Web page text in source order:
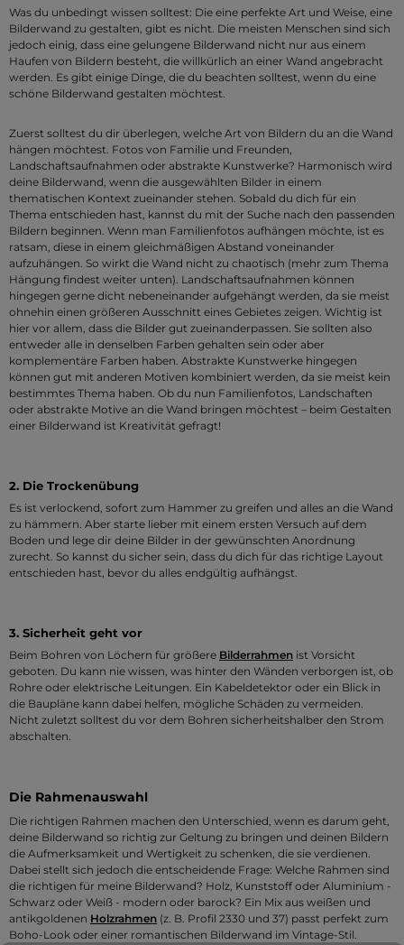
Was du unbedingt wissen solltest: Die eine perfekte Art und Weise, eine
Bilderwand zu gestalten, gibt es nicht. Die meisten Menschen sind sich
jedoch einig, dass eine gelungene Bilderwand nicht nur aus einem
Haufen von Bildern besteht, die willkürlich an einer Wand angebracht
werden. Es gibt einige Dinge, die du beachten solltest, wenn du eine
schöne Bilderwand gestalten möchtest.
Zuerst solltest du dir überlegen, welche Art von Bildern du an die Wand
hängen möchtest. Fotos von Familie und Freunden,
Landschaftsaufnahmen oder abstrakte Kunstwerke? Harmonisch wird
deine Bilderwand, wenn die ausgewählten Bilder in einem
thematischen Kontext zueinander stehen. Sobald du dich für ein
Thema entschieden hast, kannst du mit der Suche nach den passenden
Bildern beginnen. Wenn man Familienfotos aufhängen möchte, ist es
ratsam, diese in einem gleichmäßigen Abstand voneinander
aufzuhängen. So wirkt die Wand nicht zu chaotisch (mehr zum Thema
Hängung findest weiter unten). Landschaftsaufnahmen können
hingegen gerne dicht nebeneinander aufgehängt werden, da sie meist
ohnehin einen größeren Ausschnitt eines Gebietes zeigen. Wichtig ist
hier vor allem, dass die Bilder gut zueinanderpassen. Sie sollten also
entweder alle in denselben Farben gehalten sein oder aber
komplementäre Farben haben. Abstrakte Kunstwerke hingegen
können gut mit anderen Motiven kombiniert werden, da sie meist kein
bestimmtes Thema haben. Ob du nun Familienfotos, Landschaften
oder abstrakte Motive an die Wand bringen möchtest – beim Gestalten
einer Bilderwand ist Kreativität gefragt!
2. Die Trockenübung
Es ist verlockend, sofort zum Hammer zu greifen und alles an die Wand
zu hämmern. Aber starte lieber mit einem ersten Versuch auf dem
Boden und lege dir deine Bilder in der gewünschten Anordnung
zurecht. So kannst du sicher sein, dass du dich für das richtige Layout
entschieden hast, bevor du alles endgültig aufhängst.
3. Sicherheit geht vor
Beim Bohren von Löchern für größere Bilderrahmen ist Vorsicht
geboten. Du kann nie wissen, was hinter den Wänden verborgen ist, ob
Rohre oder elektrische Leitungen. Ein Kabeldetektor oder ein Blick in
die Baupläne kann dabei helfen, mögliche Schäden zu vermeiden.
Nicht zuletzt solltest du vor dem Bohren sicherheitshalber den Strom
abschalten.
Die Rahmenauswahl
Die richtigen Rahmen machen den Unterschied, wenn es darum geht,
deine Bilderwand so richtig zur Geltung zu bringen und deinen Bildern
die Aufmerksamkeit und Wertigkeit zu schenken, die sie verdienen.
Dabei stellt sich jedoch die entscheidende Frage: Welche Rahmen sind
die richtigen für meine Bilderwand? Holz, Kunststoff oder Aluminium -
Schwarz oder Weiß - modern oder barock? Ein Mix aus weißen und
antikgoldenen Holzrahmen (z. B. Profil 2330 und 37) passt perfekt zum
Boho-Look oder einer romantischen Bilderwand im Vintage-Stil.